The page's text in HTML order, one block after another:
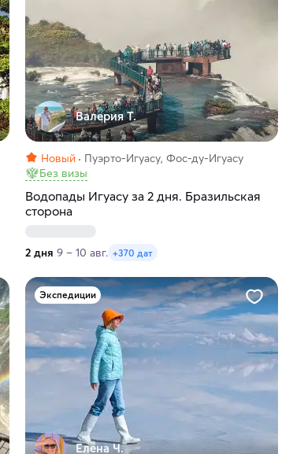
Валерия Т.
Новый
Пуэрто-Игуасу, Фос-ду-Игуасу
Без визы
Водопады Игуасу за 2 дня. Бразильская
сторона
2 дня 9 – 10 авг. +370 дат
Экспедиции
Елена Ч.